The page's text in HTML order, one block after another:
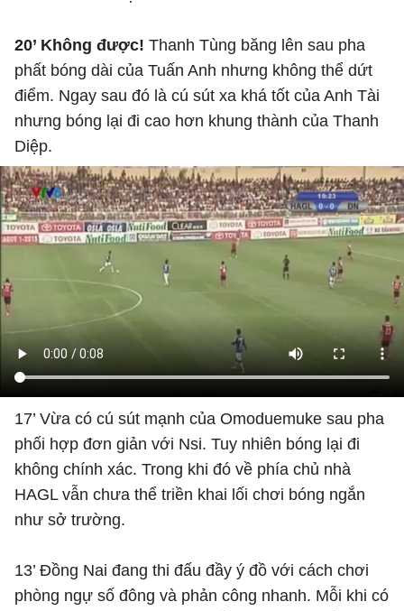
20’ Không được! Thanh Tùng băng lên sau pha
phất bóng dài của Tuấn Anh nhưng không thể dứt
điểm. Ngay sau đó là cú sút xa khá tốt của Anh Tài
nhưng bóng lại đi cao hơn khung thành của Thanh
Diệp.
17’ Vừa có cú sút mạnh của Omoduemuke sau pha
phối hợp đơn giản với Nsi. Tuy nhiên bóng lại đi
không chính xác. Trong khi đó về phía chủ nhà
HAGL vẫn chưa thể triền khai lối chơi bóng ngắn
như sở trường.
13’ Đồng Nai đang thi đấu đầy ý đồ với cách chơi
phòng ngự số đông và phản công nhanh. Mỗi khi có